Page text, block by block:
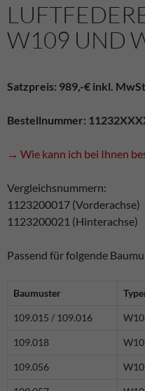
W109 UND
Satzpreis: 989,-€ inkl. MwSt.
Bestellnummer:
→ Wie kann ich bei Ihnen
Vergleichsnummern:
1123200017 (Vorderachse)
1123200021 (Hinterachse)
Passend für folgende
Baumuster
109.015 / 109.016
109.018
109.056